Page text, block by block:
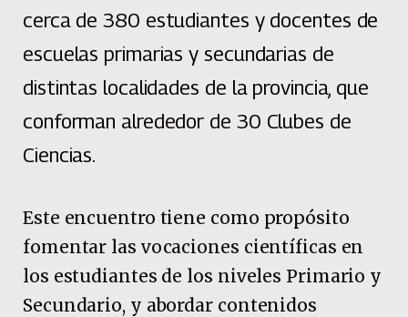
cerca de 380 estudiantes y docentes de
escuelas primarias y secundarias de
distintas localidades de la provincia, que
conforman alrededor de 30 Clubes de
Ciencias.
Este encuentro tiene como propósito
fomentar las vocaciones científicas en
los estudiantes de los niveles Primario y
Secundario, y abordar contenidos